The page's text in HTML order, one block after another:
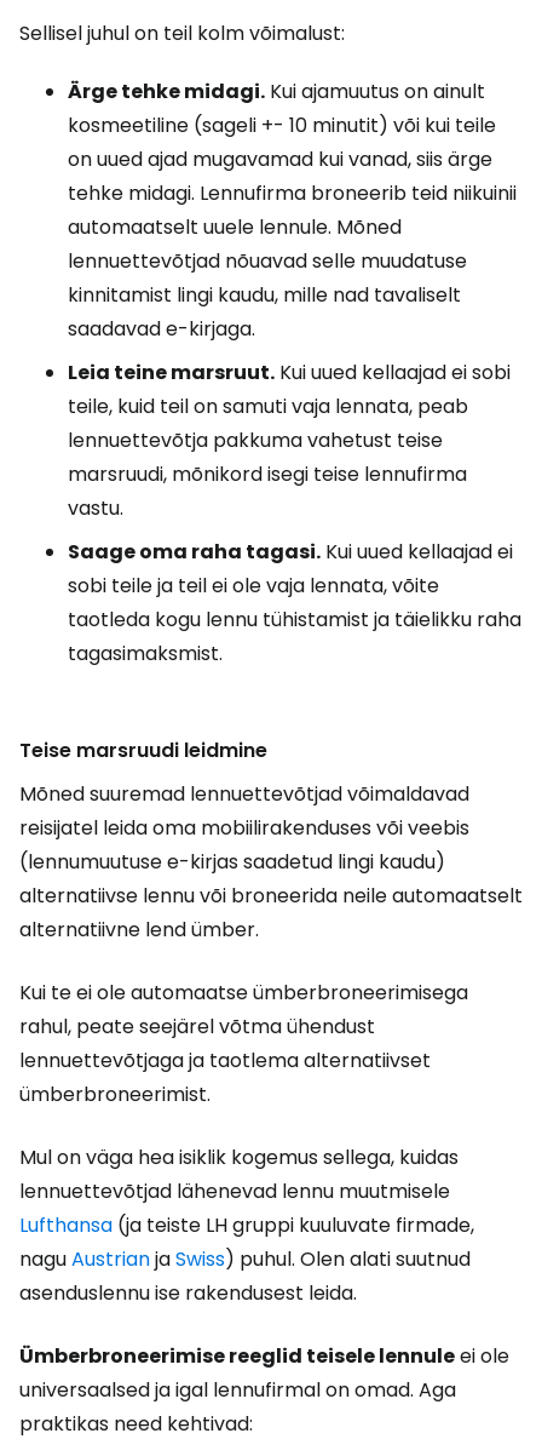
Sellisel juhul on teil kolm võimalust:
Ärge tehke midagi. Kui ajamuutus on ainult
kosmeetiline (sageli +- 10 minutit) või kui teile
on uued ajad mugavamad kui vanad, siis ärge
tehke midagi. Lennufirma broneerib teid niikuinii
automaatselt uuele lennule. Mõned
lennuettevõtjad nõuavad selle muudatuse
kinnitamist lingi kaudu, mille nad tavaliselt
saadavad e-kirjaga.
Leia teine marsruut. Kui uued kellaajad ei sobi
teile, kuid teil on samuti vaja lennata, peab
lennuettevõtja pakkuma vahetust teise
marsruudi, mõnikord isegi teise lennufirma
vastu.
Saage oma raha tagasi. Kui uued kellaajad ei
sobi teile ja teil ei ole vaja lennata, võite
taotleda kogu lennu tühistamist ja täielikku raha
tagasimaksmist.
Teise marsruudi leidmine
Mõned suuremad lennuettevõtjad võimaldavad
reisijatel leida oma mobiilirakenduses või veebis
(lennumuutuse e-kirjas saadetud lingi kaudu)
alternatiivse lennu või broneerida neile automaatselt
alternatiivne lend ümber.
Kui te ei ole automaatse ümberbroneerimisega
rahul, peate seejärel võtma ühendust
lennuettevõtjaga ja taotlema alternatiivset
ümberbroneerimist.
Mul on väga hea isiklik kogemus sellega, kuidas
lennuettevõtjad lähenevad lennu muutmisele
Lufthansa (ja teiste LH gruppi kuuluvate firmade,
naguAustrianjaSwiss) puhul. Olen alati suutnud
asenduslennu ise rakendusest leida.
Ümberbroneerimise reeglid teisele lennuleei ole
universaalsed ja igal lennufirmal on omad. Aga
praktikas need kehtivad: